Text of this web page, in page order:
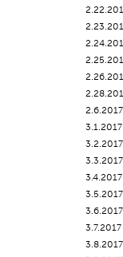
2.6.2017
3.1.2017
3.2.2017
3.3.2017
3.4.2017
3.5.2017
3.6.2017
3.7.2017
3.8.2017